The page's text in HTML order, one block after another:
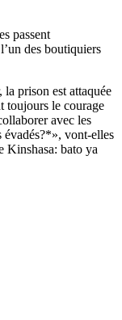
passent
des boutiquiers
prison est attaquée
toujours le courage
avec les
évadés?*», vont-elles
Kinshasa: bato ya